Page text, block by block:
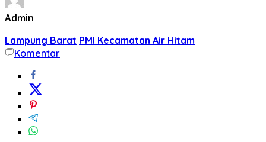
Admin
Lampung Barat PMI Kecamatan Air Hitam
Komentar